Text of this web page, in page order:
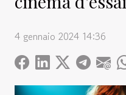
4 gennaio 2024 14:36